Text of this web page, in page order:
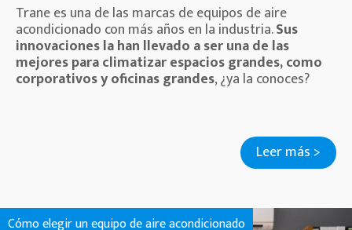
Trane es una de las marcas de equipos de aire
acondicionado con más años en la industria.Sus
innovaciones la han llevado a ser una de las
mejores para climatizar espacios grandes, como
corporativos y oficinas grandes, ¿ya la conoces?
Leer más >
Cómo elegir un equipo de aire acondicionado